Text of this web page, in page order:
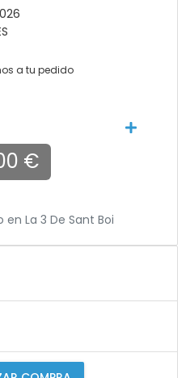
a tu pedido
€
en La 3 De Sant Boi